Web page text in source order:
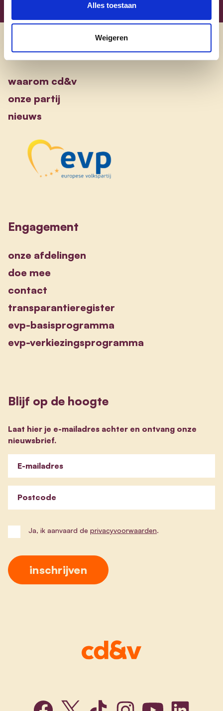
Alles toestaan
Weigeren
Ontdek
waarom cd&v
onze partij
nieuws
Engagement
onze afdelingen
doe mee
contact
transparantieregister
evp-basisprogramma
evp-verkiezingsprogramma
Blijf op de hoogte
Laat hier je e-mailadres achter en ontvang onze
nieuwsbrief.
E-mailadres
Postcode
Ja, ik aanvaard de privacyvoorwaarden.